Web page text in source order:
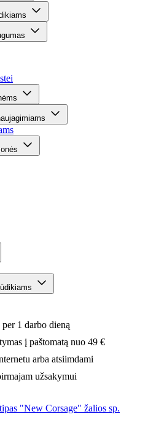
1 darbo dieną
į paštomatą nuo 49 €
arba atsiimdami
užsakymui
"New Corsage" žalios sp.